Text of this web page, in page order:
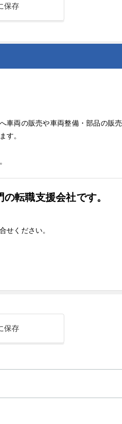
保存
車両の販売や車両整備・部品の販売
す。
転職支援会社です。
せください。
保存